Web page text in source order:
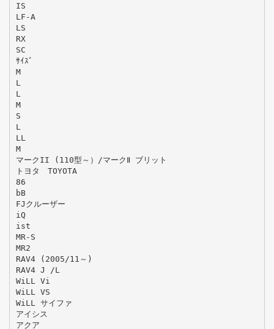
IS
LF-A
LS
RX
SC
ｻｲｽﾞ
M
L
L
M
S
L
LL
M
マークII (110型～）/マークⅡ ブリット
トヨタ TOYOTA
86
bB
FJクルーザー
iQ
ist
MR-S
MR2
RAV4 (2005/11～)
RAV4 J /L
WiLL Vi
WiLL VS
WiLL サイファ
アイシス
アクア